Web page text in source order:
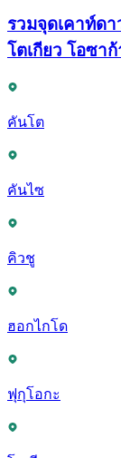
รวมจุดเคาท์ด
โตเกียว โอซา
คันโต
คันไซ
คิวชู
ฮอกไกโด
ฟุกุโอกะ